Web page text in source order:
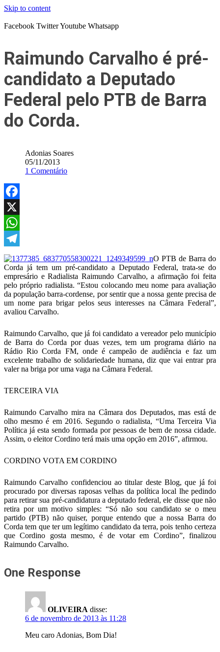
Skip to content
Facebook TwitterYoutube Whatsapp
Raimundo Carvalho é pré-
candidato a Deputado
Federal pelo PTB de Barra
do Corda.
Adonias Soares
05/11/2013
1 Comentário
Facebook
X
WhatsApp
Telegram
O PTB de Barra do
Corda já tem um pré-candidato a Deputado Federal, trata-se do
empresário e Radialista Raimundo Carvalho, a afirmação foi feita
pelo próprio radialista. “Estou colocando meu nome para avaliação
da população barra-cordense, por sentir que a nossa gente precisa de
um nome para brigar pelos seus interesses na Câmara Federal”,
avaliou Carvalho.
Raimundo Carvalho, que já foi candidato a vereador pelo município
de Barra do Corda por duas vezes, tem um programa diário na
Rádio Rio Corda FM, onde é campeão de audiência e faz um
excelente trabalho de solidariedade humana, diz que vai entrar pra
valer na briga por uma vaga na Câmara Federal.
TERCEIRA VIA
Raimundo Carvalho mira na Câmara dos Deputados, mas está de
olho mesmo é em 2016. Segundo o radialista, “Uma Terceira Via
Política já esta sendo formada por pessoas de bem de nossa cidade.
Assim, o eleitor Cordino terá mais uma opção em 2016”, afirmou.
CORDINO VOTA EM CORDINO
Raimundo Carvalho confidenciou ao titular deste Blog, que já foi
procurado por diversas raposas velhas da política local lhe pedindo
para retirar sua pré-candidatura a deputado federal, ele disse que não
retira por um motivo simples: “Só não sou candidato se o meu
partido (PTB) não quiser, porque entendo que a nossa Barra do
Corda tem que ter um legítimo candidato da terra, pois tenho certeza
que Cordino gosta mesmo, é de votar em Cordino”, finalizou
Raimundo Carvalho.
One Response
OLIVEIRA disse:
6 de novembro de 2013 às 11:28
Meu caro Adonias, Bom Dia!